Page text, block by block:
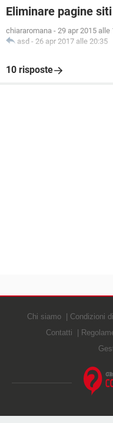
Eliminare pagine
chiararomana - 29 apr 2015 alle
asd - 26 apr 2017 alle 20:35
10 risposte
Chi siamo Condizioni
Contatti